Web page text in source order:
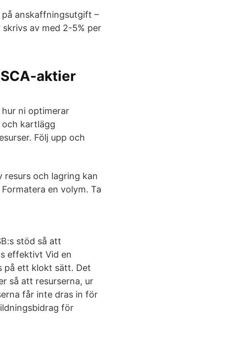
på anskaffningsutgift –
av med 2-5% per
aktier
ni optimerar
och kartlägg
Följ upp och
resurs och lagring kan
en volym. Ta
stöd så att
effektivt Vid en
på ett klokt sätt. Det
så att resurserna, ur
får inte dras in för
för